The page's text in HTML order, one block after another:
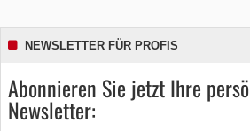
NEWSLETTER FÜR PROFIS
Abonnieren Sie jetzt Ihre
Newsletter: